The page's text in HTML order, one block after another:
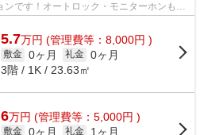
です！オートロック・モニターホンも完
5.7万円 (管理費等：8,000円 )
敷金 0ヶ月 礼金 0ヶ月
3階 / 1K / 23.63㎡
6万円 (管理費等：5,000円 )
敷金 0ヶ月 礼金
1ヶ月